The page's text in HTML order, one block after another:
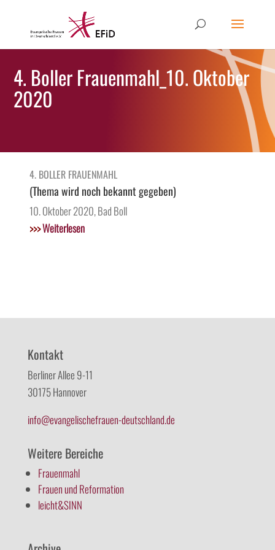
4. Boller Frauenmahl_10. Oktober
2020
4. BOLLER FRAUENMAHL
(Thema wird noch bekannt gegeben)
10. Oktober 2020, Bad Boll
>>>Weiterlesen
Kontakt
Berliner Allee 9-11
30175 Hannover
info@evangelischefrauen-deutschland.de
Weitere Bereiche
Frauenmahl
Frauen und Reformation
leicht&SINN